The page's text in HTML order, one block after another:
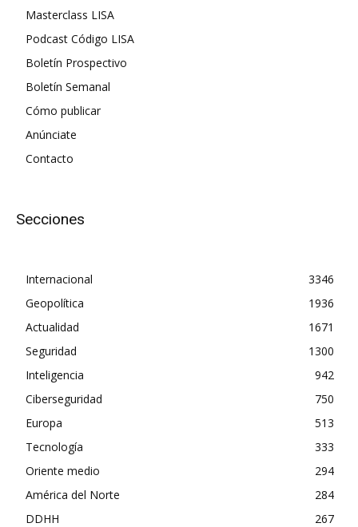
Masterclass LISA
Podcast Código LISA
Boletín Prospectivo
Boletín Semanal
Cómo publicar
Anúnciate
Contacto
Secciones
Internacional
3346
Geopolítica
1936
Actualidad
1671
Seguridad
1300
Inteligencia
942
Ciberseguridad
750
Europa
513
Tecnología
333
Oriente medio
294
América del Norte
284
DDHH
267